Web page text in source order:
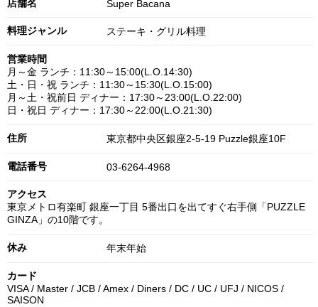
店舗名 Super Bacana
料理ジャンル ステーキ・グリル料理
営業時間
月～金 ランチ：11:30～15:00(L.O.14:30)
土・日・祝 ランチ：11:30～15:30(L.O.15:00)
月～土・祝前日 ディナー：17:30～23:00(L.O.22:00)
日・祝日 ディナー：17:30～22:00(L.O.21:30)
住所 東京都中央区銀座2-5-19 Puzzle銀座10F
電話番号 03-6264-4968
アクセス
東京メトロ有楽町 銀座一丁目 5番出口を出てすぐ右手側「PUZZLE
GINZA」の10階です。
休み 年末年始
カード
VISA / Master / JCB / Amex / Diners / DC / UC / UFJ / NICOS /
SAISON